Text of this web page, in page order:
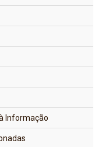
Informação